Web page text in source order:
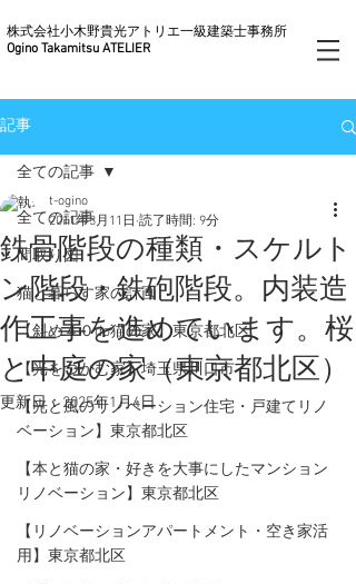
株式会社小木野貴光アトリエ一級建築士事務所
Ogino Takamitsu ATELIER
記事
全ての記事
間取り図
猫と暮らす家の計画
【斜め４０do猫の家】東京都北区
【光をつかむ家】埼玉県川口市
【光と風のリノベーション住宅・戸建てリノ
ベーション】東京都北区
【本と猫の家・好きを大事にしたマンション
リノベーション】東京都北区
【リノベーションアパートメント・空き家活
用】東京都北区
全ての記事
鉄骨階段の種類・スケルト
ン階段・鉄砲階段。内装造
作工事を進めています。桜
と中庭の家（東京都北区）
t-ogino
2011年3月11日 読了時間: 9分
更新日：2025年1月4日